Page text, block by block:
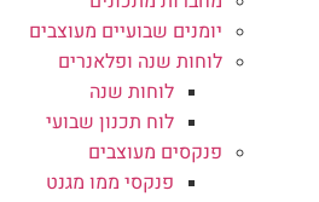
יומנים שבועיים מעוצבים
לוחות שנה ופלאנרים
לוחות שנה
לוח תכנון שבועי
פנקסים מעוצבים
פנקסי ממו מגנט